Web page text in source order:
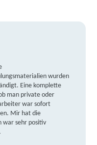
wurden
Eine komplette
man private oder
war sofort
Mir hat die
war sehr positiv